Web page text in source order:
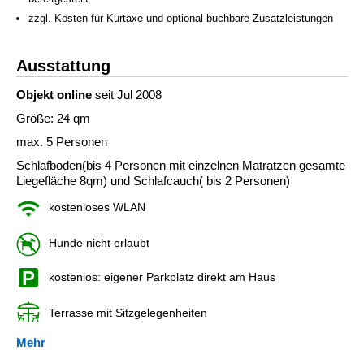
zzgl. Kosten für Kurtaxe und optional buchbare Zusatzleistungen
Ausstattung
Objekt online seit Jul 2008
Größe: 24 qm
max. 5 Personen
Schlafboden(bis 4 Personen mit einzelnen Matratzen gesamte
Liegefläche 8qm) und Schlafcauch( bis 2 Personen)
kostenloses WLAN
Hunde nicht erlaubt
kostenlos: eigener Parkplatz direkt am Haus
Terrasse mit Sitzgelegenheiten
Mehr